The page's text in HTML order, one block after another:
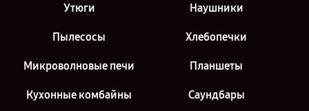
Утюги Наушники
Пылесосы Хлебопечки
Микроволновые печи Планшеты
Кухонные комбайны Саундбары